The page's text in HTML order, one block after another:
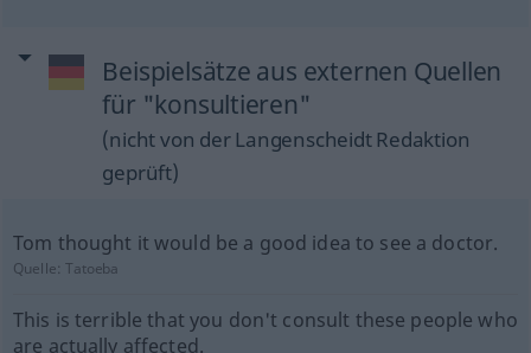
Beispielsätze aus externen Quellen
für "konsultieren"
(nicht von der Langenscheidt Redaktion
geprüft)
Tom thought it would be a good idea to see a doctor.
Quelle:Tatoeba
This is terrible that you don't consult these people who
are actually affected.